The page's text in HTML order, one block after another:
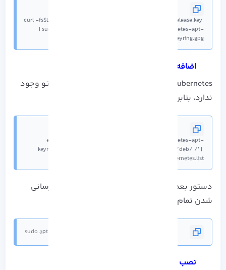
curl -fsSL https://pkgs.k8s.io/core:/stable:/v1.30/deb/Release.key
| sudo gpg --dearmor -o /etc/apt/keyrings/kubernetes-apt-
keyring.gpg
اضافه کردن مخازن نرم افزار
Kubernetes به صورت پیش فرض در مخازن اوبونتو وجود
ندارد، بنابراین باید دستور زیر را وارد کرد:
echo 'deb [signed-by=/etc/apt/keyrings/kubernetes-apt-
keyring.gpg] https://pkgs.k8s.io/core:/stable:/v1.30/deb/ /' |
sudo tee /etc/apt/sources.list.d/kubernetes.list
دستور بعدی را برای اطمینان حاصل کردن از بروز رسانی
شدن تمام بسته ها اجرا کنید:
sudo apt update
نصب ابزار Kubernetes